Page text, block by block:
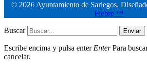
© 2026 Ayuntamiento de Sariegos.
Fiebre ™
Buscar Enviar
Escribe encima y pulsa enter EnterPara
cancelar.